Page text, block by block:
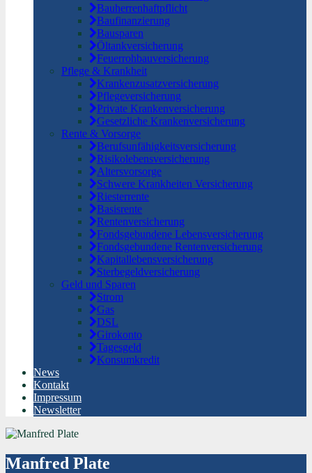
Bauherrenhaftpflicht
Baufinanzierung
Bausparen
Öltankversicherung
Feuerrohbauversicherung
Pflege & Krankheit
Krankenzusatzversicherung
Pflegeversicherung
Private Krankenversicherung
Gesetzliche Krankenversicherung
Rente & Vorsorge
Berufs­unfähigkeitsversicherung
Risikolebensversicherung
Altersvorsorge
Schwere Krankheiten Versicherung
Riesterrente
Basisrente
Rentenversicherung
Fondsgebundene Lebensversicherung
Fondsgebundene Rentenversicherung
Kapitallebensversicherung
Sterbegeldversicherung
Geld und Sparen
Strom
Gas
DSL
Girokonto
Tagesgeld
Konsumkredit
News
Kontakt
Impressum
Newsletter
Manfred Plate